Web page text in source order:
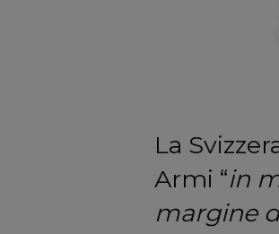
La
Armi “in
margine